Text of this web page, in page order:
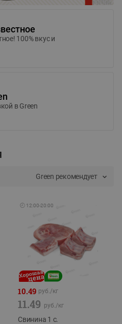
100% вкус и
в Green
Green рекомендует
🕘 12:00-20:00
10.49 руб./кг
11.49 руб./кг
Свинина 1 с.